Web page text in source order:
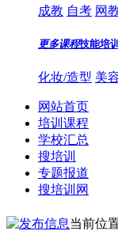
成教 自考 网
更多课程技能培训
化妆/造型 美
网站首页
培训课程
学校汇总
搜培训
专题报道
搜培训网
当前位